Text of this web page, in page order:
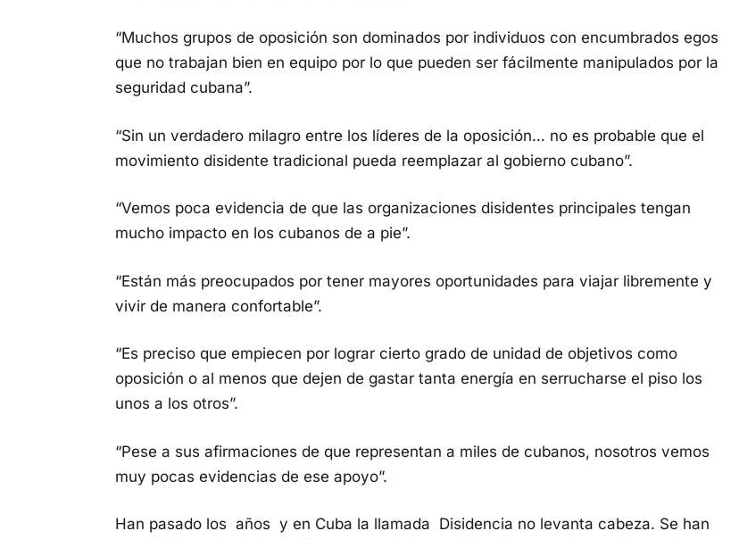
“Muchos grupos de oposición son dominados por individuos con encumbrados egos
que no trabajan bien en equipo por lo que pueden ser fácilmente manipulados por la
seguridad cubana”.
“Sin un verdadero milagro entre los líderes de la oposición… no es probable que el
movimiento disidente tradicional pueda reemplazar al gobierno cubano”.
“Vemos poca evidencia de que las organizaciones disidentes principales tengan
mucho impacto en los cubanos de a pie”.
“Están más preocupados por tener mayores oportunidades para viajar libremente y
vivir de manera confortable”.
“Es preciso que empiecen por lograr cierto grado de unidad de objetivos como
oposición o al menos que dejen de gastar tanta energía en serrucharse el piso los
unos a los otros”.
“Pese a sus afirmaciones de que representan a miles de cubanos, nosotros vemos
muy pocas evidencias de ese apoyo”.
Han pasado los años y en Cuba la llamada Disidencia no levanta cabeza. Se han